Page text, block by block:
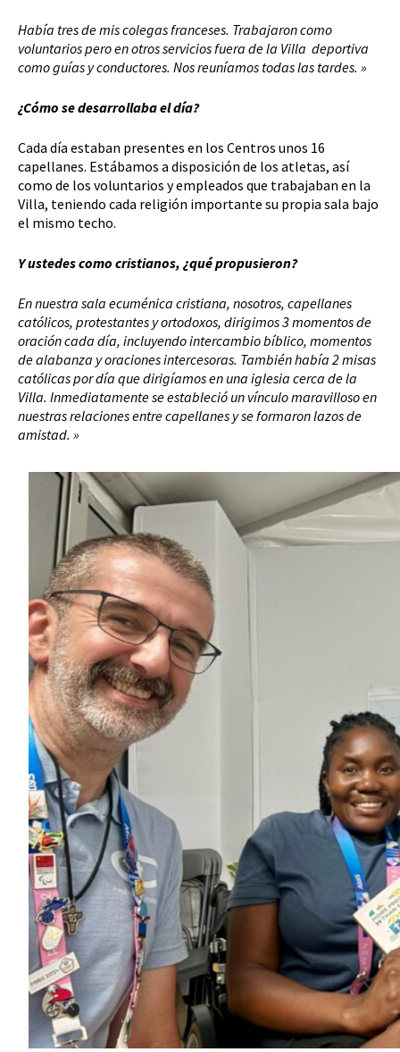
Había tres de mis colegas franceses. Trabajaron como
voluntarios pero en otros servicios fuera de la Villa deportiva
como guías y conductores. Nos reuníamos todas las tardes. »
¿Cómo se desarrollaba el día?
Cada día estaban presentes en los Centros unos 16
capellanes. Estábamos a disposición de los atletas, así
como de los voluntarios y empleados que trabajaban en la
Villa, teniendo cada religión importante su propia sala bajo
el mismo techo.
Y ustedes como cristianos, ¿qué propusieron?
En nuestra sala ecuménica cristiana, nosotros, capellanes
católicos, protestantes y ortodoxos, dirigimos 3 momentos de
oración cada día, incluyendo intercambio bíblico, momentos
de alabanza y oraciones intercesoras. También había 2 misas
católicas por día que dirigíamos en una iglesia cerca de la
Villa. Inmediatamente se estableció un vínculo maravilloso en
nuestras relaciones entre capellanes y se formaron lazos de
amistad. »